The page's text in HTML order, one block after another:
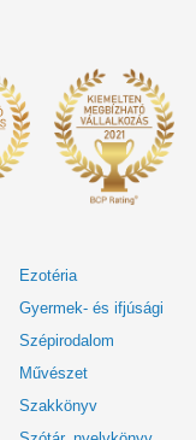
Ezotéria
Gyermek- és ifjúsági
Szépirodalom
Művészet
Szakkönyv